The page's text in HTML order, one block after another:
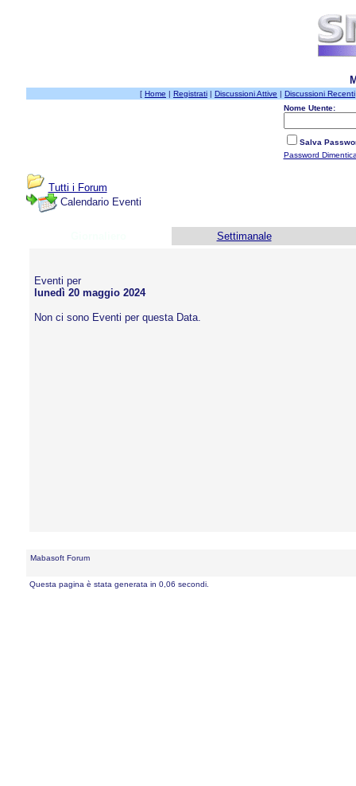
[ Home | Registrati | Discussioni Attive | Discussioni Recenti
Nome Utente:
Salva
Password
Tutti i Forum
Calendario Eventi
Settimanale
Eventi per
lunedì 20 maggio 2024
Non ci sono Eventi per questa Data.
Mabasoft Forum
Questa pagina è stata generata in 0,06 secondi.